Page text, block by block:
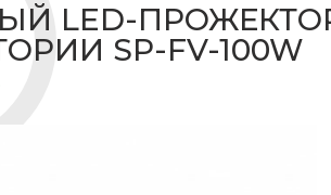
LED-
SP-FV-100W